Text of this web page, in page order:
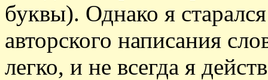
буквы). Однако я
авторского написания
легко, и не всегда я